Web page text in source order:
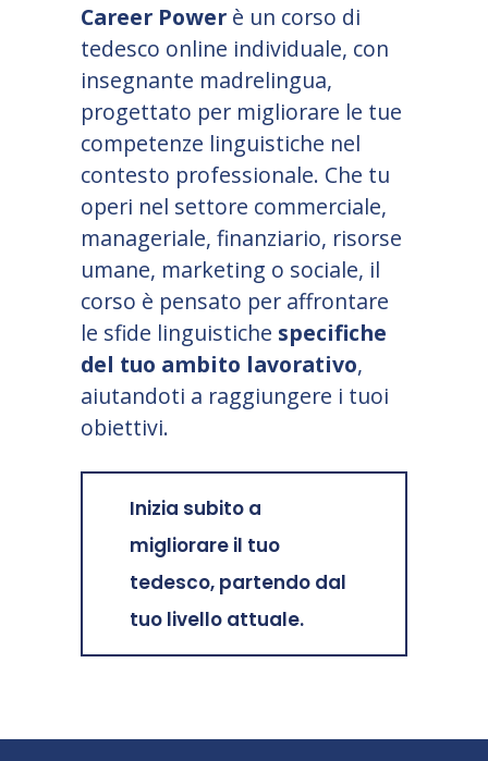
Career Power è un corso di
tedesco online individuale, con
insegnante madrelingua,
progettato per migliorare le tue
competenze linguistiche nel
contesto professionale. Che tu
operi nel settore commerciale,
manageriale, finanziario, risorse
umane, marketing o sociale, il
corso è pensato per affrontare
le sfide linguistiche specifiche
del tuo ambito lavorativo,
aiutandoti a raggiungere i tuoi
obiettivi.
Inizia subito a
migliorare il tuo
tedesco, partendo dal
tuo livello attuale.